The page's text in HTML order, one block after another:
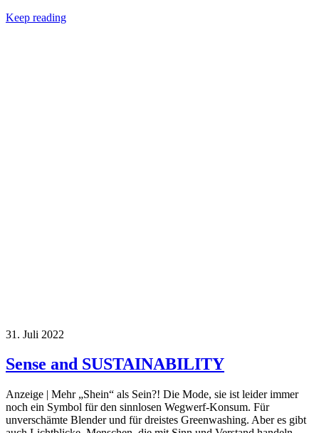
Keep reading
31. Juli 2022
Sense and SUSTAINABILITY
Anzeige | Mehr „Shein“ als Sein?! Die Mode, sie ist leider immer
noch ein Symbol für den sinnlosen Wegwerf-Konsum. Für
unverschämte Blender und für dreistes Greenwashing. Aber es gibt